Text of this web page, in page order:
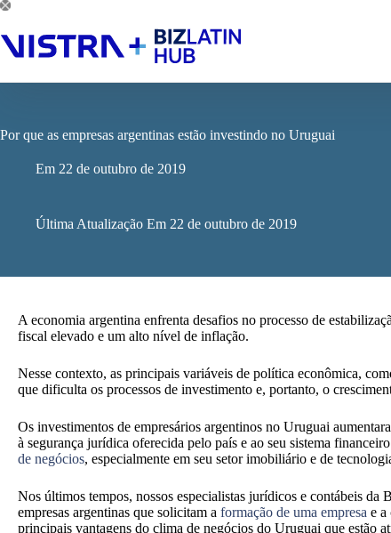
Pular
o
conteúdo
Por que as empresas argentinas estão investindo no Uruguai
Em 22 de outubro de 2019
Última Atualização Em 22 de outubro de 2019
A economia argentina enfrenta desafios no processo de
fiscal elevado e um alto nível de inflação.
Nesse contexto, as principais variáveis de política econômica,
que dificulta os processos de investimento e, portanto, o
Os investimentos de empresários argentinos no Uruguai
à segurança jurídica oferecida pelo país e ao seu sistema
de negócios, especialmente em seu setor imobiliário e de
Nos últimos tempos, nossos especialistas jurídicos e contábeis
empresas argentinas que solicitam a formação de uma empresa e a
principais vantagens do clima de negócios do Uruguai que estão